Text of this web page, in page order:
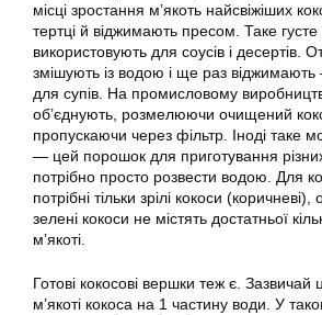
місці зростання м’якоть найсвіжіших
тертці й віджимають пресом. Таке
використовують для соусів і десертів.
змішують із водою і ще раз
для супів. На промисловому
об’єднують, розмелюючи очищений
пропускаючи через фільтр. Іноді таке
— цей порошок для приготування
потрібно просто розвести водою. Для
потрібні тільки зрілі кокоси (коричневі),
зелені кокоси не містять достатньої
м’якоті.
Готові кокосові вершки теж є. Зазвичай
м’якоті кокоса на 1 частину води. У